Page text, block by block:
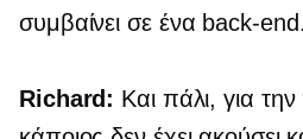
συμβαίνει σε ένα back-end.
Richard: Και πάλι, για